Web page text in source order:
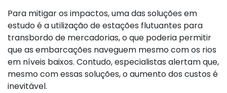
Para mitigar os impactos, uma das soluções em
estudo é a utilização de estações flutuantes para
transbordo de mercadorias, o que poderia permitir
que as embarcações naveguem mesmo com os rios
em níveis baixos. Contudo, especialistas alertam que,
mesmo com essas soluções, o aumento dos custos é
inevitável.